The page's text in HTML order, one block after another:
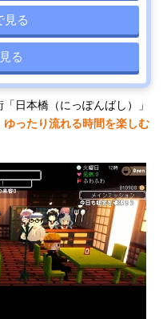
見る
る
日本橋（にっぽんばし）」
ったり流れる時間を楽しむ